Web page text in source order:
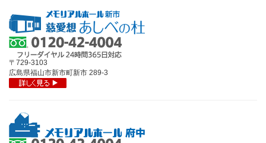
〒729-3103
広島県福山市新市町新市 289-3